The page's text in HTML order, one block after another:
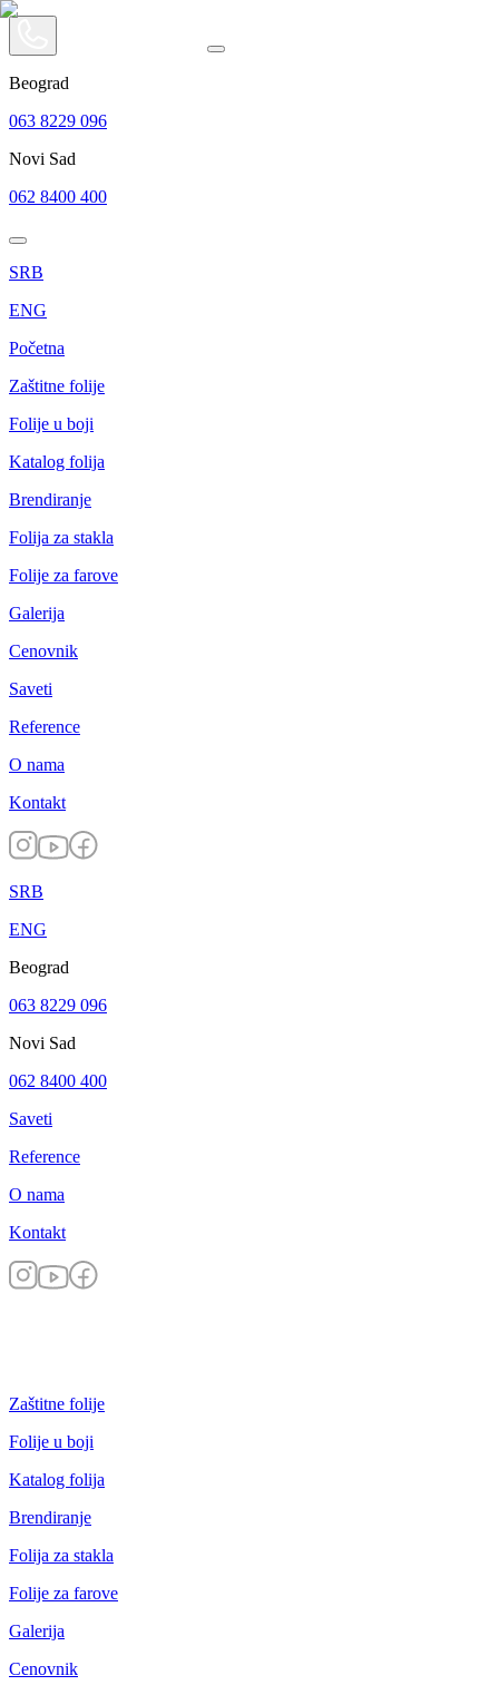
Beograd
063 8229 096
Novi Sad
062 8400 400
SRB
ENG
Početna
Zaštitne folije
Folije u boji
Katalog folija
Brendiranje
Folija za stakla
Folije za farove
Galerija
Cenovnik
Saveti
Reference
O nama
Kontakt
SRB
ENG
Beograd
063 8229 096
Novi Sad
062 8400 400
Saveti
Reference
O nama
Kontakt
Zaštitne folije
Folije u boji
Katalog folija
Brendiranje
Folija za stakla
Folije za farove
Galerija
Cenovnik